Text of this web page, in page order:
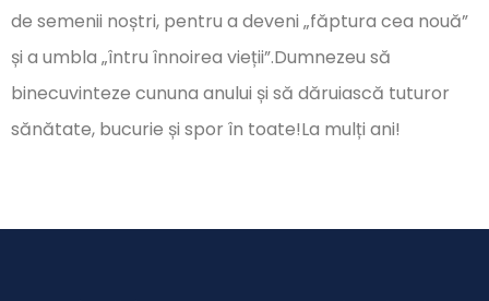
de semenii noștri, pentru a deveni „făptura cea nouă”
și a umbla „întru înnoirea vieții”.Dumnezeu să
binecuvinteze cununa anului și să dăruiască tuturor
sănătate, bucurie și spor în toate!La mulți ani!